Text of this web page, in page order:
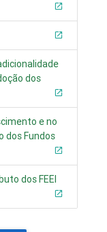
dos
e no
dos Fundos
dos FEEI